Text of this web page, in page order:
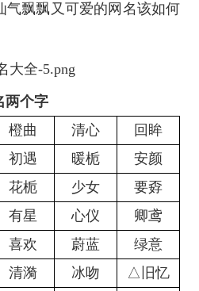
气飘飘又可爱的网名该如何
两个字
橙曲 清心
回眸
初遇 暖栀
安颜
花栀 少女
要孬
有星 心仪
卿鸢
喜欢 蔚蓝
绿意
清漪 冰吻
△旧忆